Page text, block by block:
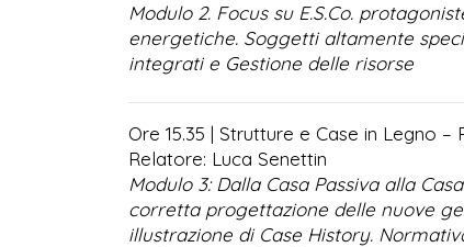
Modulo 2. Focus su E.S.Co.
energetiche. Soggetti altamente
integrati e Gestione delle risorse
Ore 15.35 | Strutture e Case in Legno –
Relatore: Luca Senettin
Modulo 3: Dalla Casa Passiva alla
corretta progettazione delle nuove
illustrazione di Case History.